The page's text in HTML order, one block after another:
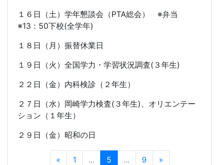
１６日（土）学年懇談会（PTA総会） ※弁当
※13 ： 50下校(全学年)
１８日（月）振替休業日
１９日（火）全国学力・学習状況調査( ３年生)
２２日（金）内科検診（２年生）
２７日（水）岡崎学力検査( ３年生) 、オリエンテー
ション（１年生）
２９日（金）昭和の日
« 1 ... 5 ... 9 »